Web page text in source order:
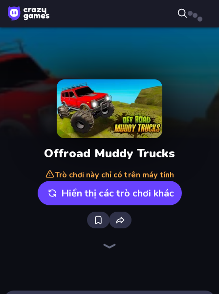
Offroad Muddy Trucks
Trò chơi này chỉ có trên máy tính
Hiển thị các trò chơi khác